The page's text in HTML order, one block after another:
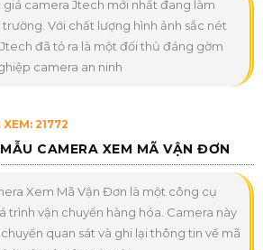
giá camera Jtech mới nhất đang làm
Với chất lượng hình ảnh sắc nét
đã tỏ ra là một đối thủ đáng gờm
camera an ninh
XEM: 21772
MẪU CAMERA XEM MÃ VẬN ĐƠN
Xem Mã Vận Đơn là một công cụ
trình vận chuyển hàng hóa. Camera này
quan sát và ghi lại thông tin về mã